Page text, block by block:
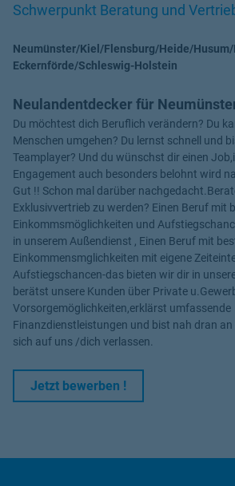
Schwerpunkt Beratung und
Neumünster/Kiel/Flensburg/Heide/Husum/
Eckernförde/Schleswig-Holstein
Neulandentdecker für
Du möchtest dich Beruflich verändern? Du
Menschen umgehen? Du lernst schnell und
Teamplayer? Und du wünschst dir einen
Engagement auch besonders belohnt wird
Gut !! Schon mal darüber
Exklusivvertrieb zu werden? Einen Beruf mit
Einkommsmöglichkeiten und
in unserem Außendienst , Einen Beruf mit
Einkommensmglichkeiten mit eigene
Aufstiegschancen-das bieten wir dir in
berätst unsere Kunden über Private
Vorsorgemöglichkeiten,erklärst umfassende
Finanzdienstleistungen und bist nah dran an
sich auf uns /dich verlassen.
Jetzt bewerben !Link Opens in New